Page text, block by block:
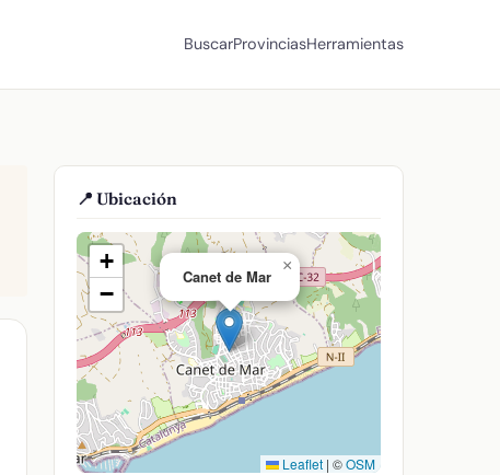
BuscarProvinciasHerramientas
📍 Ubicación
Canet de Mar
×
+
−
Leaflet | ©OSM